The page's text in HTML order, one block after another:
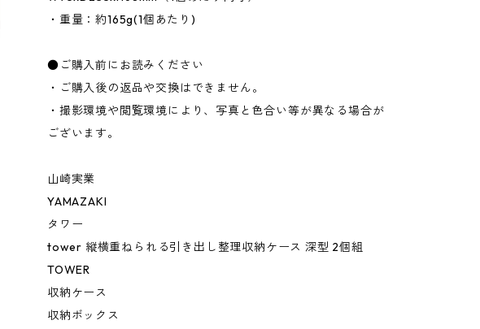
・重量：約165g(1個あたり)
●ご購入前にお読みください
・ご購入後の返品や交換はできません。
・撮影環境や閲覧環境により、写真と色合い等が異なる場合が
ございます。
山崎実業
YAMAZAKI
タワー
tower 縦横重ねられる引き出し整理収納ケース 深型 2個組
TOWER
収納ケース
収納ボックス